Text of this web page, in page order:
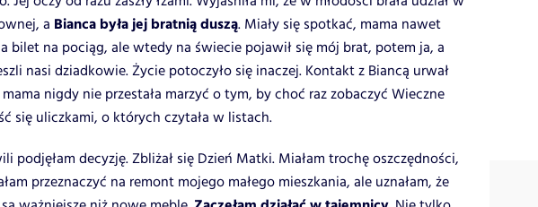
a Bianca była jej bratnią duszą. Miały się spotkać, mama nawet
bilet na pociąg, ale wtedy na świecie pojawił się mój brat, potem ja, a
nasi dziadkowie. Życie potoczyło się inaczej. Kontakt z Biancą urwał
nigdy nie przestała marzyć o tym, by choć raz zobaczyć Wieczne
się uliczkami, o których czytała w listach.
podjęłam decyzję. Zbliżał się Dzień Matki. Miałam trochę oszczędności,
przeznaczyć na remont mojego małego mieszkania, ale uznałam, że